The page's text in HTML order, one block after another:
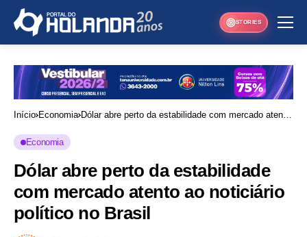
STORIES
Início Economia Dólar abre perto da estabilidade com mercado atento
Economia
Dólar abre perto da estabilidade
com mercado atento ao noticiário
político no Brasil